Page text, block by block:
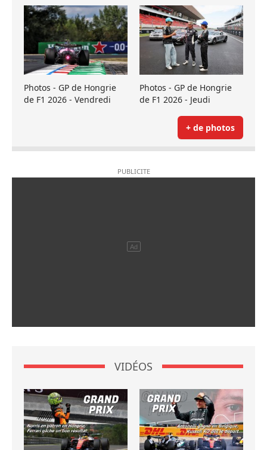
Photos - GP de Hongrie
de F1 2026 - Vendredi
Photos - GP de Hongrie
de F1 2026 - Jeudi
+ de photos
VIDÉOS